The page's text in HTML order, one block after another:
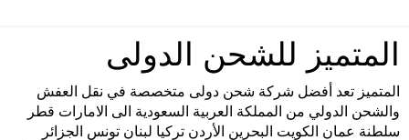
المتميز للشحن الدولى
المتميز تعد أفضل شركة شحن دولى متخصصة في نقل العفش
والشحن الدولي من المملكة العربية السعودية الى الامارات قطر
سلطنة عمان الكويت البحرين الأردن تركيا لبنان تونس الجزائر